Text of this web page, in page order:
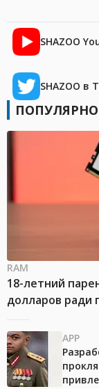
SHAZOO
SHAZOO в
RAM
18-летний
долларов ради
APP